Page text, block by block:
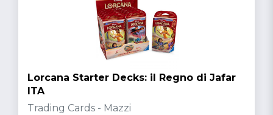
Lorcana Starter Decks: il Regno di Jafar
ITA
Trading Cards - Mazzi